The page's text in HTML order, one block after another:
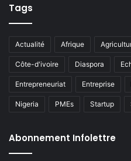
Tags
Actualité Afrique
Côte-d'ivoire Diaspora
Entrepreneuriat Entreprise
Nigeria PMEs Startup
Abonnement Infolettre